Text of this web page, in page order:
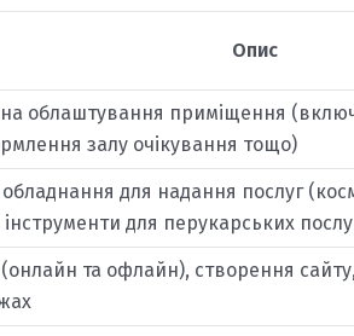
Опис
облаштування приміщення
залу очікування тощо)
для надання послуг
для перукарських
та офлайн), створення